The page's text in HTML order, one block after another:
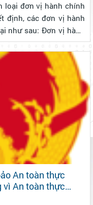
loại đơn vị hành chính
Đơn vị hành
Đơn vị hành
An toàn thực
vì An toàn thực